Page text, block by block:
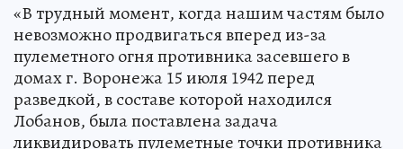
«В трудный момент, когда нашим частям было
невозможно продвигаться вперед из-за
пулеметного огня противника засевшего в
домах г. Воронежа 15 июля 1942 перед
разведкой, в составе которой находился
Лобанов, была поставлена задача
ликвидировать пулеметные точки противника